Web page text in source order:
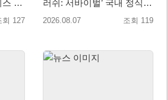
스 돌
회 127
러쉬: 서바이벌’ 국내 정식
출시
2026.08.07 조회 119